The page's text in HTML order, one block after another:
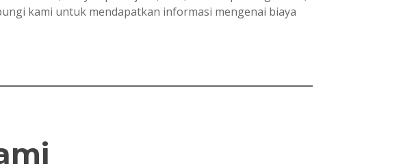
kami untuk mendapatkan informasi mengenai biaya